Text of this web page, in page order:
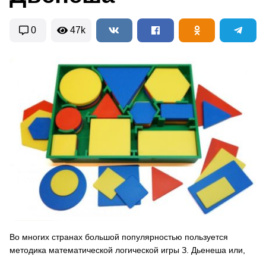
0 47k
Во многих странах большой популярностью пользуется
методика математической логической игры З. Дьенеша или,